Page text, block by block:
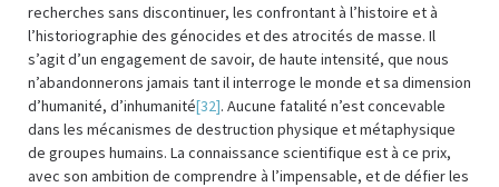
recherches sans discontinuer, les confrontant à l’histoire et à
l’historiographie des génocides et des atrocités de masse. Il
s’agit d’un engagement de savoir, de haute intensité, que nous
n’abandonnerons jamais tant il interroge le monde et sa dimension
d’humanité, d’inhumanité[32]. Aucune fatalité n’est concevable
dans les mécanismes de destruction physique et métaphysique
de groupes humains. La connaissance scientifique est à ce prix,
avec son ambition de comprendre à l’impensable, et de défier les